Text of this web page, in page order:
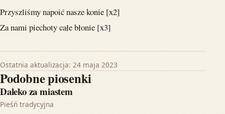
Przyszliśmy napoić nasze konie [x2]
Za nami piechoty całe błonie [x3]
Ostatnia aktualizacja: 24 maja 2023
Podobne piosenki
Daleko za miastem
Pieśń tradycyjna